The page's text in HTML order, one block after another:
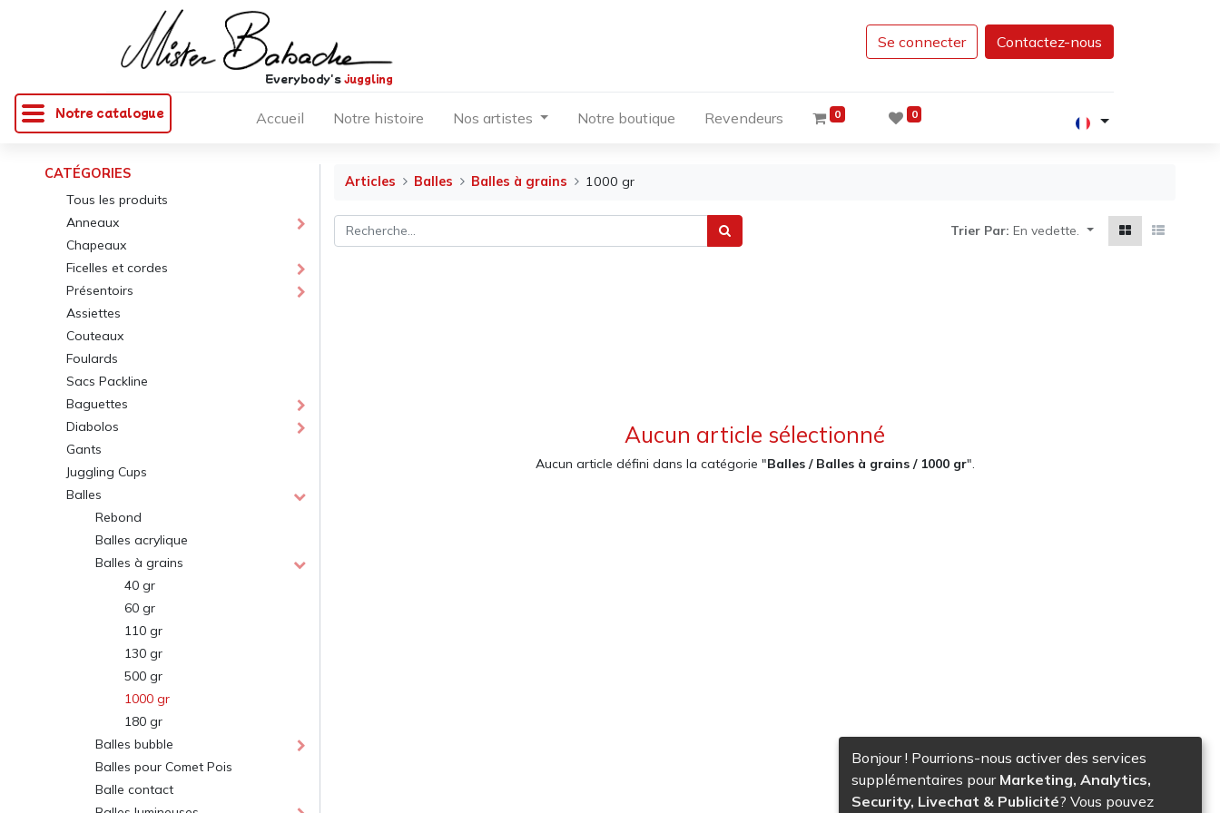
Notre catalogue
Everybody'sjuggling
Se connecter Contactez-nous
Accueil Notre histoire Nos artistes Notre boutique Revendeurs 0 0
CATÉGORIES
Tous les produits
Anneaux
Chapeaux
Ficelles et cordes
Présentoirs
Assiettes
Couteaux
Foulards
Sacs Packline
Baguettes
Diabolos
Gants
Juggling Cups
Balles
Rebond
Balles acrylique
Balles à grains
40 gr
60 gr
110 gr
130 gr
500 gr
1000 gr
180 gr
Balles bubble
Balles pour Comet Pois
Balle contact
Articles Balles Balles à grains 1000 gr
Trier Par: En vedette.
Aucun article sélectionné
Aucun article défini dans la catégorie "Balles / Balles à grains / 1000 gr".
Jonglerie Diffusion SA.
Courrier et administration
Case Postale 2
CH 1232 Confignon
Suisse​
Newsletter
Bonjour ! Pourrions-nous activer des services
supplémentaires pour Marketing, Analytics,
Security, Livechat & Publicité? Vous pouvez